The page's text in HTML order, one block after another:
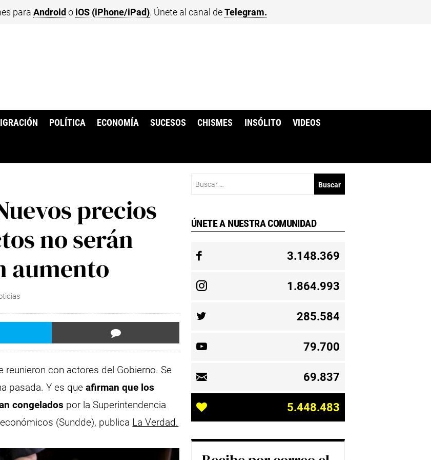
para Android o iOS (iPhone/iPad). Únete al canal deTelegram.
POLÍTICA ECONOMÍA SUCESOS CHISMES INSÓLITO VIDEOS
precios
no serán
aumento
con actores del Gobierno. Se
pasada. Y es que afirman que los
congelados por la Superintendencia
(Sundde), publica La Verdad.
ÚNETE A NUESTRA COMUNIDAD
3.148.369
1.864.993
285.584
79.700
69.837
5.448.483